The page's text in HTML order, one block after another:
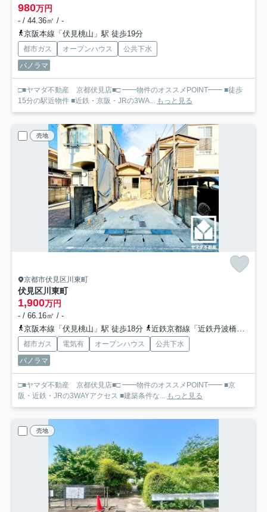
980万円
- / 44.36㎡ / -
京阪本線「伏見桃山」駅 徒歩19分
都市ガス オープンハウス
公共下水
パノラマ
□■ヤマダ不動産 京都伏見店■□ ━━物件のオススメPOINT━━ ■徒歩
15分の駅近物件 ■近鉄・京阪・JRの3WA...
もっと見る
売地
京都市伏見区川東町
伏見区川東町
1,900万円
- / 66.16㎡ / -
京阪本線「伏見桃山」駅 徒歩18分
近鉄京都線「近鉄丹波橋」駅 徒歩18分
都市ガス 電気有 オープンハウス
公共下水
パノラマ
□■ヤマダ不動産 京都伏見店■□ ━━物件のオススメPOINT━━ ■京
阪・近鉄・JRの3WAYアクセス ■建築条件な...
もっと見る
売地